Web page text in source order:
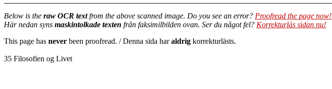
Below is the raw OCR textfrom the above scanned image. Do you see an error? Proofread the page now!
Här nedan syns maskintolkade texten från faksimilbilden ovan. Ser du något fel? Korrekturläs sidan nu!
This page has never been proofread. / Denna sida haraldrig korrekturlästs.
35 Filosofien og Livet